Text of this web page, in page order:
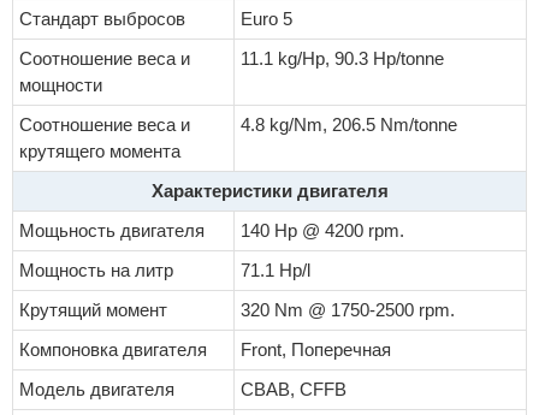
Стандарт выбросов
Euro 5
Соотношение веса и
мощности
11.1 kg/Hp, 90.3 Hp/tonne
Соотношение веса и
крутящего момента
4.8 kg/Nm, 206.5 Nm/tonne
Характеристики двигателя
Мощьность двигателя
140 Hp @ 4200 rpm.
Мощность на литр
71.1 Hp/l
Крутящий момент
320 Nm @ 1750-2500 rpm.
Компоновка двигателя
Front, Поперечная
Модель двигателя
CBAB, CFFB